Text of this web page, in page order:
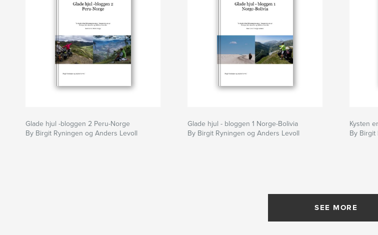
Glade hjul -bloggen 2 Peru-Norge
By Birgit Ryningen og Anders Levoll
Glade hjul - bloggen 1 Norge-Bolivia
By Birgit Ryningen og Anders Levoll
Kysten
By Birgit
SEE MORE